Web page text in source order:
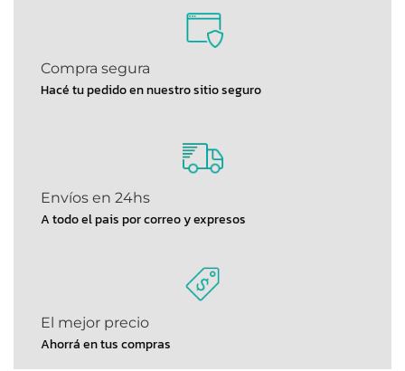
Compra segura
Hacé tu pedido en nuestro sitio seguro
Envíos en 24hs
A todo el pais por correo y expresos
El mejor precio
Ahorrá en tus compras